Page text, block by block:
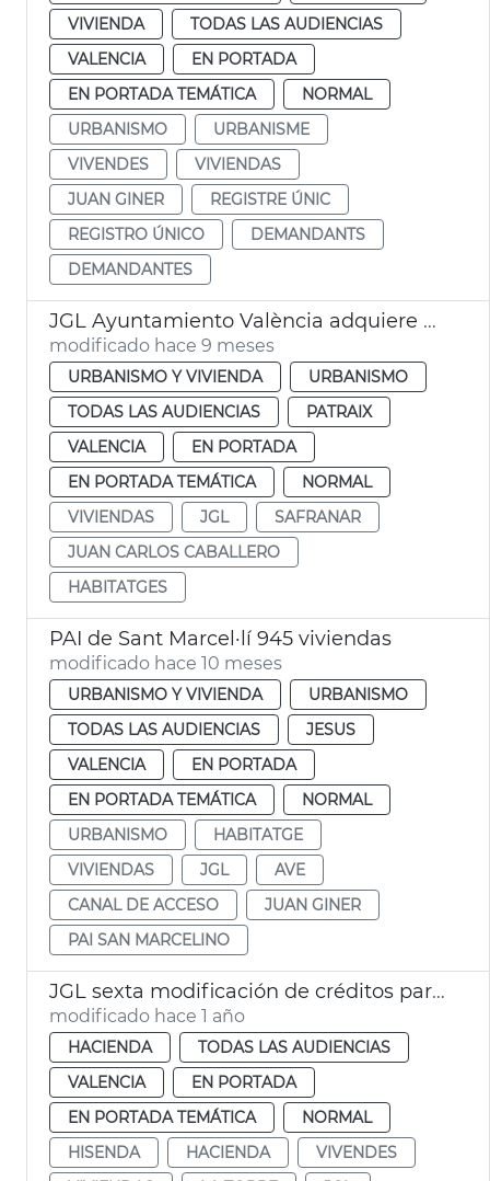
VIVIENDA
TODAS LAS AUDIENCIAS
VALENCIA
EN PORTADA
EN PORTADA TEMÁTICA
NORMAL
URBANISMO
URBANISME
VIVENDES
VIVIENDAS
JUAN GINER
REGISTRE ÚNIC
REGISTRO ÚNICO
DEMANDANTS
DEMANDANTES
JGL Ayuntamiento València adquiere edificio para alquiler asequible
modificado hace 9 meses
URBANISMO Y VIVIENDA
URBANISMO
TODAS LAS AUDIENCIAS
PATRAIX
VALENCIA
EN PORTADA
EN PORTADA TEMÁTICA
NORMAL
VIVIENDAS
JGL
SAFRANAR
JUAN CARLOS CABALLERO
HABITATGES
PAI de Sant Marcel·lí 945 viviendas
modificado hace 10 meses
URBANISMO Y VIVIENDA
URBANISMO
TODAS LAS AUDIENCIAS
JESUS
VALENCIA
EN PORTADA
EN PORTADA TEMÁTICA
NORMAL
URBANISMO
HABITATGE
VIVIENDAS
JGL
AVE
CANAL DE ACCESO
JUAN GINER
PAI SAN MARCELINO
JGL sexta modificación de créditos para vivendes La Torre, deuda y descuentos EMT
modificado hace 1 año
HACIENDA
TODAS LAS AUDIENCIAS
VALENCIA
EN PORTADA
EN PORTADA TEMÁTICA
NORMAL
HISENDA
HACIENDA
VIVENDES